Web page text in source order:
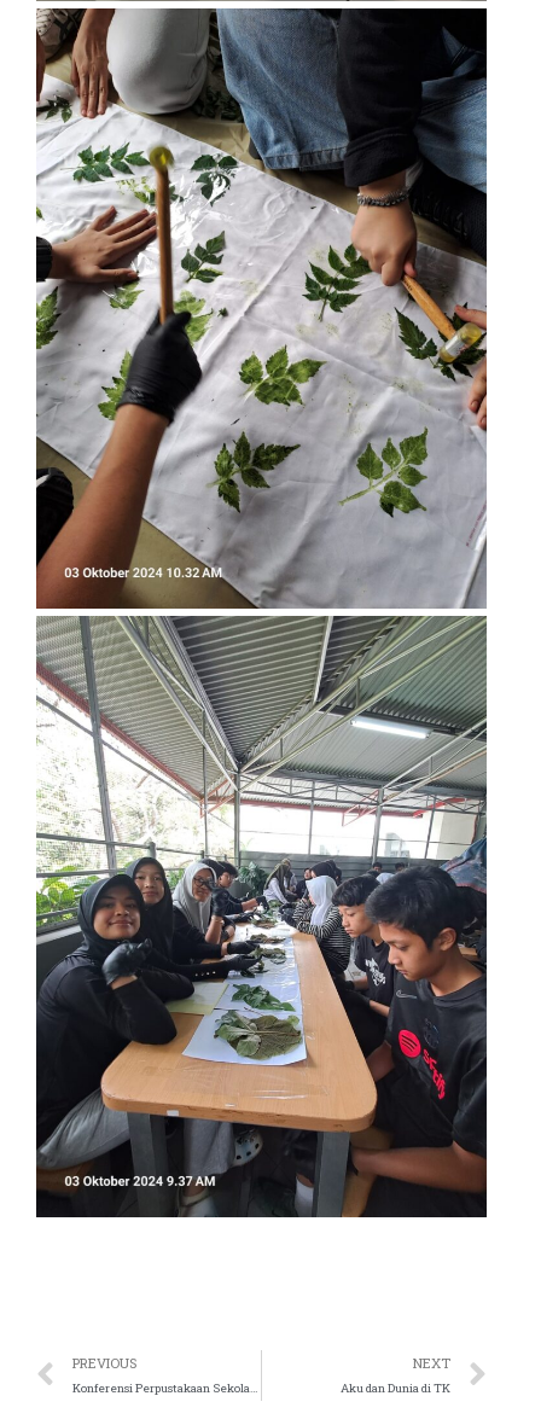
PREVIOUS NEXT
Aku dan Dunia di TK